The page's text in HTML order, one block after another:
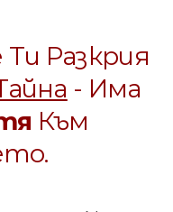
Разкрия
- Има
Към